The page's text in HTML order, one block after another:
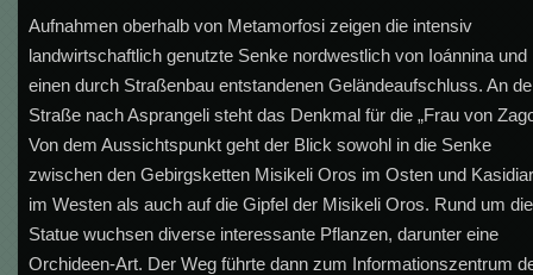
Aufnahmen oberhalb von Metamorfosi zeigen die intensiv
landwirtschaftlich genutzte Senke nordwestlich von Ioánnina und
einen durch Straßenbau entstandenen Geländeaufschluss. An
Straße nach Asprangeli steht das Denkmal für die „Frau von
Von dem Aussichtspunkt geht der Blick sowohl in die Senke
zwischen den Gebirgsketten Misikeli Oros im Osten und
im Westen als auch auf die Gipfel der Misikeli Oros. Rund um die
Statue wuchsen diverse interessante Pflanzen, darunter eine
Orchideen-Art. Der Weg führte dann zum Informationszentrum